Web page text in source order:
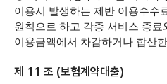
이용시 발생하는 제반 이용수수
원칙으로 하고 각종 서비스 종료
이용금액에서 차감하거나 합산
제 11 조 (보험계약대출)